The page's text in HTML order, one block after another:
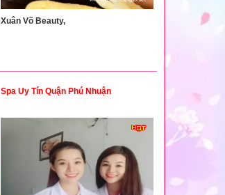
Xuân Võ Beauty,
Spa Uy Tín Quận Phú Nhuận